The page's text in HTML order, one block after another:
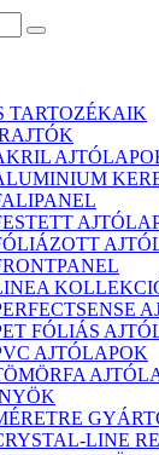
TARTOZÉKAIK
FÓLIÁS
AJTÓLAPOK
LINE